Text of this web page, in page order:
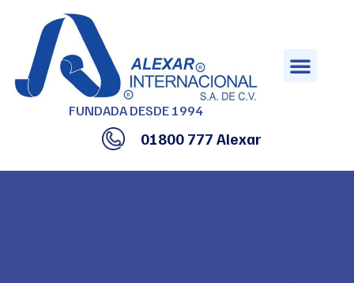
Saltar
contenido
FUNDADA DESDE 1994
01800 777 Alexar